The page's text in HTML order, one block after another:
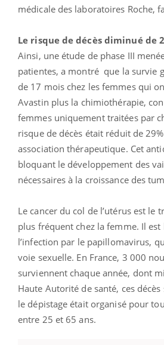
médicale des laboratoires Roche,
Le risque de décès diminué de
Ainsi, une étude de phase III
patientes, a montré que la survie
de 17 mois chez les femmes qui
Avastin plus la chimiothérapie,
femmes uniquement traitées par
risque de décès était réduit de
association thérapeutique. Cet
bloquant le développement des
nécessaires à la croissance des
Le cancer du col de l’utérus est le
plus fréquent chez la femme. Il
l’infection par le papillomavirus,
voie sexuelle. En France, 3 000
surviennent chaque année, dont
Haute Autorité de santé, ces
le dépistage était organisé pour
entre 25 et 65 ans.